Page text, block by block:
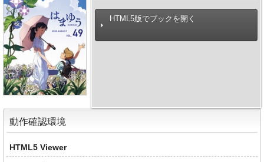
HTML5版でブックを開く
動作確認環境
HTML5 Viewer